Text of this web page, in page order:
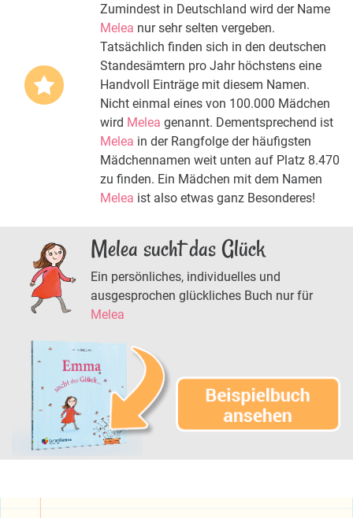
Zumindest in Deutschland wird der Name
Melea nur sehr selten vergeben.
Tatsächlich finden sich in den deutschen
Standesämtern pro Jahr höchstens eine
Handvoll Einträge mit diesem Namen.
Nicht einmal eines von 100.000 Mädchen
wird Melea genannt. Dementsprechend ist
Melea in der Rangfolge der häufigsten
Mädchennamen weit unten auf Platz 8.470
zu finden. Ein Mädchen mit dem Namen
Melea ist also etwas ganz Besonderes!
Melea sucht das Glück
Ein persönliches, individuelles und
ausgesprochen glückliches Buch nur für
Melea